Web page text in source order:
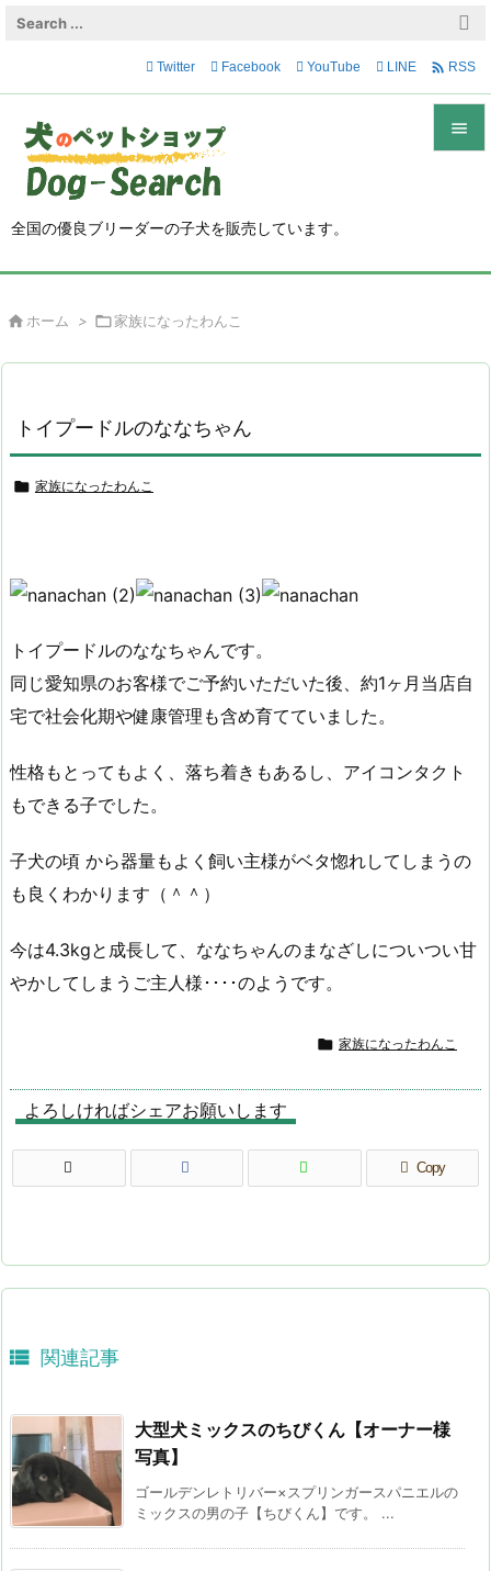
全国の優良ブリーダーの子犬を販売しています。

次へ
Twitter Facebook YouTube LINE  RSS
 ホーム > 家族になったわんこ
トイプードルのななちゃん
 家族になったわんこ
トイプードルのななちゃんです。
同じ愛知県のお客様でご予約いただいた後、約1ヶ月当店自
宅で社会化期や健康管理も含め育てていました。
性格もとってもよく、落ち着きもあるし、アイコンタクト
もできる子でした。
子犬の頃 から器量もよく飼い主様がベタ惚れしてしまうの
も良くわかります（＾＾）
今は4.3kgと成長して、ななちゃんのまなざしについつい甘
やかしてしまうご主人様････のようです。
 家族になったわんこ
よろしければシェアお願いします
Copy
 関連記事
大型犬ミックスのちびくん【オーナー様
写真】
ゴールデンレトリバー×スプリンガースパニエルの
ミックスの男の子【ちびくん】です。 ...